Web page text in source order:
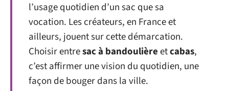
l’usage quotidien d’un sac que sa
vocation. Les créateurs, en France et
ailleurs, jouent sur cette démarcation.
Choisir entresac à bandoulièreetcabas,
c’est affirmer une vision du quotidien, une
façon de bouger dans la ville.